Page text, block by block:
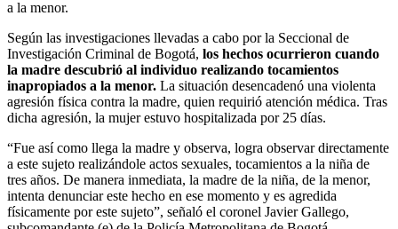
a la menor.
Según las investigaciones llevadas a cabo por la Seccional de
Investigación Criminal de Bogotá, los hechos ocurrieron cuando
la madre descubrió al individuo realizando tocamientos
inapropiados a la menor. La situación desencadenó una violenta
agresión física contra la madre, quien requirió atención médica. Tras
dicha agresión, la mujer estuvo hospitalizada por 25 días.
“Fue así como llega la madre y observa, logra observar directamente
a este sujeto realizándole actos sexuales, tocamientos a la niña de
tres años. De manera inmediata, la madre de la niña, de la menor,
intenta denunciar este hecho en ese momento y es agredida
físicamente por este sujeto”, señaló el coronel Javier Gallego,